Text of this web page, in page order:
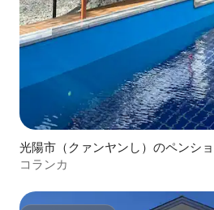
光陽市（クァンヤンし）のペンシ
コランカ